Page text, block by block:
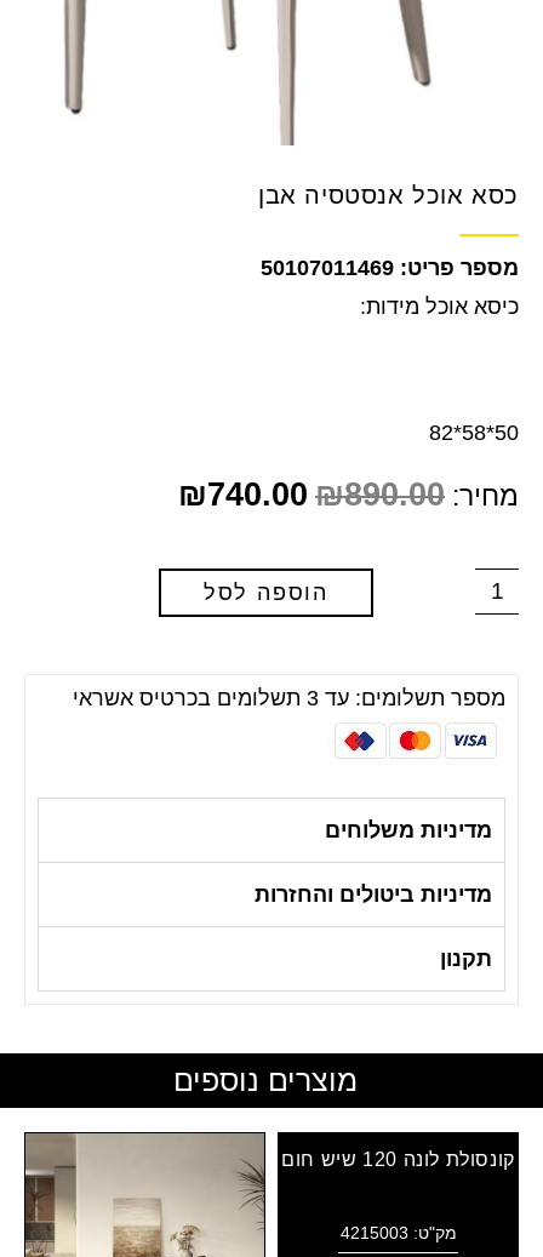
כסא אוכל אנסטסיה אבן
50107011469
כיסא אוכל מידות:
50*58*82
מחיר: ₪890.00
₪740.00
הוספה לסל
מספר תשלומים: עד 3 תשלומים בכרטיס אשראי
מדיניות משלוחים
מדיניות ביטולים והחזרות
תקנון
מוצרים נוספים
קונסולת לונה 120 שיש חום
מק"ט: 4215003